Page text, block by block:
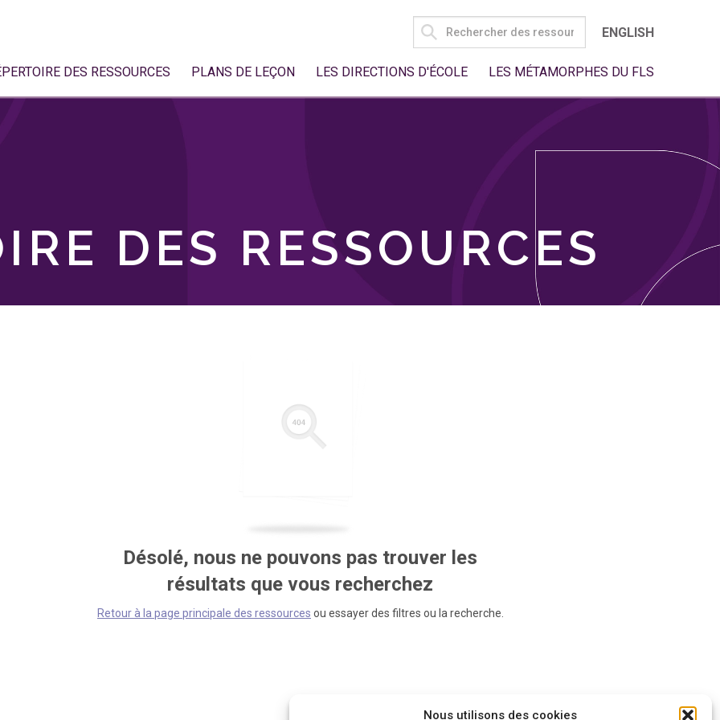
Nous utilisons des cookies
SEARCH
FOR:
ENGLISH
DES RESSOURCES PLANS DE LEÇON LES DIRECTIONS D'ÉCOLE LES MÉTAMORPHES DU FLS
DES RESSOURCES
Désolé, nous ne pouvons pas trouver les
résultats que vous recherchez
Retour à la page principale des ressources ou essayer des filtres ou la recherche.